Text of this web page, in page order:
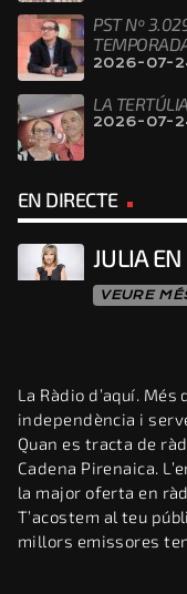
PST Nº
2026-07-
LA
2026-07-
EN DIRECTE
JULIA
VEURE
La Ràdio d’aquí.
independència i
Quan es tracta de
Cadena Pirenaica.
la major oferta en
T’acostem al teu
millors emissores